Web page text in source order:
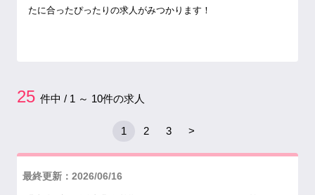
たに合ったぴったりの求人がみつかります！
25 件中 / 1 ～ 10件の求人
1 2 3 >
最終更新：2026/06/16